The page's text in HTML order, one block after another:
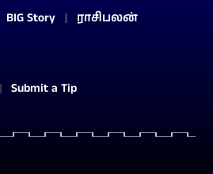
BIG Story
ராசிபலன்
Submit a Tip